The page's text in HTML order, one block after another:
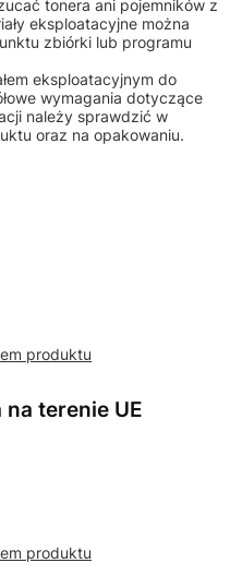
tonera ani pojemników z
eksploatacyjne można
zbiórki lub programu
eksploatacyjnym do
wymagania dotyczące
należy sprawdzić w
oraz na opakowaniu.
produktu
terenie UE
produktu